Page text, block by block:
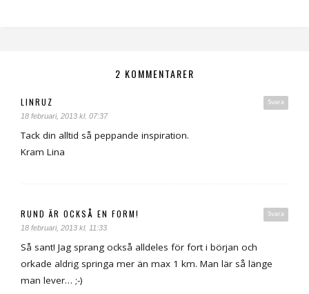
2 KOMMENTARER
Svara
LINRUZ
18 februari, 2013 kl. 07:37
Tack din alltid så peppande inspiration.
Kram Lina
Svara
RUND ÄR OCKSÅ EN FORM!
18 februari, 2013 kl. 11:33
Så sant! Jag sprang också alldeles för fort i början och
orkade aldrig springa mer än max 1 km. Man lär så länge
man lever… ;-)